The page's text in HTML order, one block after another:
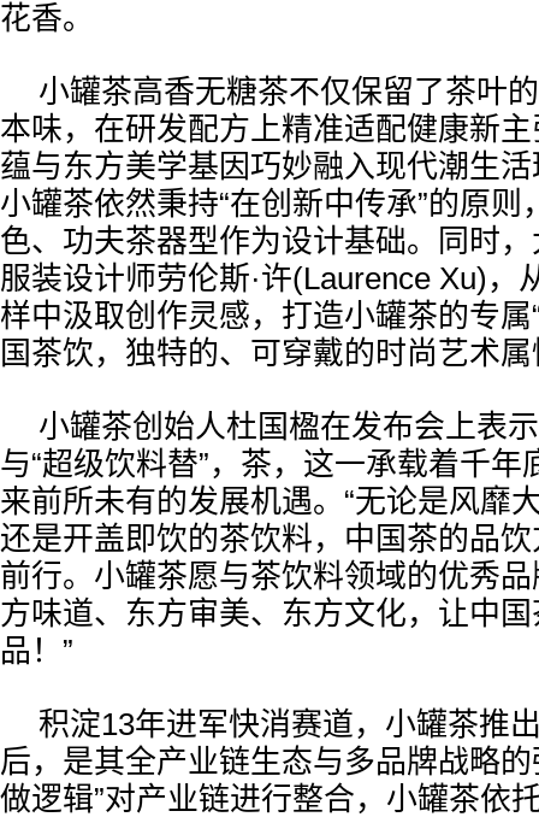
花香。
小罐茶高香无糖茶不仅保留了茶叶
本味，在研发配方上精准适配健康新
蕴与东方美学基因巧妙融入现代潮生
小罐茶依然秉持“在创新中传承”的原则
色、功夫茶器型作为设计基础。同时
服装设计师劳伦斯·许(Laurence Xu)，
样中汲取创作灵感，打造小罐茶的专属
国茶饮，独特的、可穿戴的时尚艺术
小罐茶创始人杜国楹在发布会上表
与“超级饮料替”，茶，这一承载着千年
来前所未有的发展机遇。“无论是风靡
还是开盖即饮的茶饮料，中国茶的品
前行。小罐茶愿与茶饮料领域的优秀
方味道、东方审美、东方文化，让中
品！”
积淀13年进军快消赛道，小罐茶推
后，是其全产业链生态与多品牌战略
做逻辑”对产业链进行整合，小罐茶依